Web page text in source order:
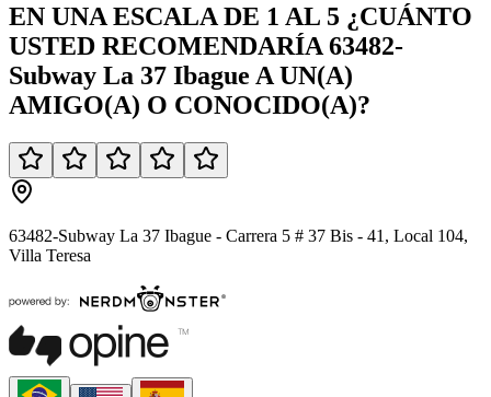
EN UNA ESCALA DE 1 AL 5 ¿CUÁNTO
USTED RECOMENDARÍA 63482-
Subway La 37 Ibague A UN(A)
AMIGO(A) O CONOCIDO(A)?
63482-Subway La 37 Ibague - Carrera 5 # 37 Bis - 41, Local 104,
Villa Teresa